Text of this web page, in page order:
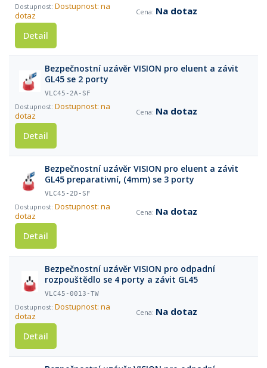
Dostupnost: na
dotaz
Na dotaz
Detail
Bezpečnostní uzávěr VISION pro eluent a závit
GL45 se 2 porty
VLC45-2A-SF
Dostupnost: na
dotaz
Na dotaz
Detail
Bezpečnostní uzávěr VISION pro eluent a závit
GL45 preparativní, (4mm) se 3 porty
VLC45-2D-SF
Dostupnost: na
dotaz
Na dotaz
Detail
Bezpečnostní uzávěr VISION pro odpadní
rozpouštědlo se 4 porty a závit GL45
VLC45-0013-TW
Dostupnost: na
dotaz
Na dotaz
Detail